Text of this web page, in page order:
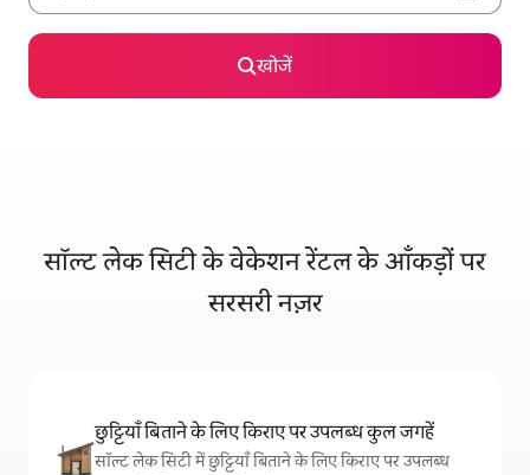
खोजें
सॉल्ट लेक सिटी के वेकेशन रेंटल के आँकड़ों पर
सरसरी नज़र
छुट्टियाँ बिताने के लिए किराए पर उपलब्ध कुल जगहें
सॉल्ट लेक सिटी में छुट्टियाँ बिताने के लिए किराए पर उपलब्ध